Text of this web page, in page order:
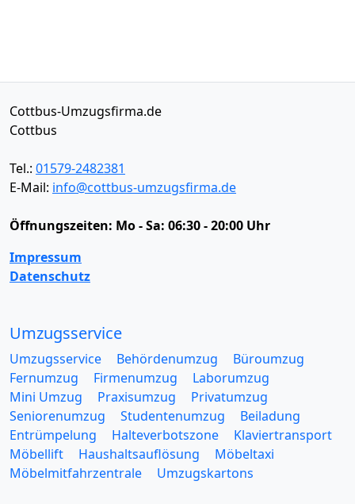
Cottbus-Umzugsfirma.de
Cottbus
Tel.: 01579-2482381
E-Mail: info@cottbus-umzugsfirma.de
Öffnungszeiten: Mo - Sa: 06:30 - 20:00 Uhr
Impressum
Datenschutz
Umzugsservice
Umzugsservice Behördenumzug
Büroumzug
Fernumzug
Firmenumzug
Laborumzug
Mini Umzug
Praxisumzug
Privatumzug
Seniorenumzug
Studentenumzug
Beiladung
Entrümpelung
Halteverbotszone
Klaviertransport
Möbellift
Haushaltsauflösung
Möbeltaxi
Möbelmitfahrzentrale
Umzugskartons